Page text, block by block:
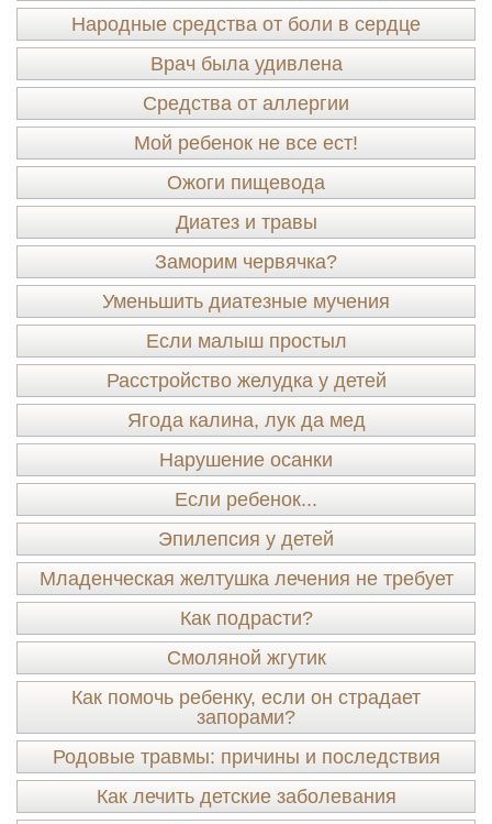
Народные средства от боли в сердце
Врач была удивлена
Средства от аллергии
Мой ребенок не все ест!
Ожоги пищевода
Диатез и травы
Заморим червячка?
Уменьшить диатезные мучения
Если малыш простыл
Расстройство желудка у детей
Ягода калина, лук да мед
Нарушение осанки
Если ребенок...
Эпилепсия у детей
Младенческая желтушка лечения не требует
Как подрасти?
Смоляной жгутик
Как помочь ребенку, если он страдает
запорами?
Родовые травмы: причины и последствия
Как лечить детские заболевания